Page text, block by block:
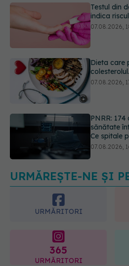
Dieta care
PNRR: 174
sănătate
Ce spune
despre
este
URMĂREȘTE-NE ȘI
URMĂRITORI
365
URMĂRITORI